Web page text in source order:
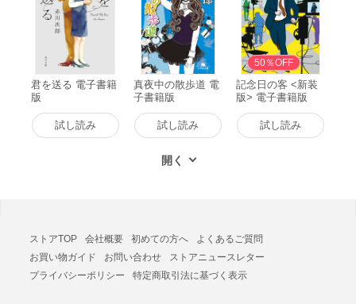
君を送る 電子書籍
版
試し読み
真夜中の散歩道 電
子書籍版
試し読み
50％OFF
記念日の客 <新装
版> 電子書籍版
試し読み
ストアTOP 会社概要 初めての方へ
よくあるご質問
お買い物ガイド
お問い合わせ
ストアニュースレター
プライバシーポリシー
特定商取引法に基づく表示